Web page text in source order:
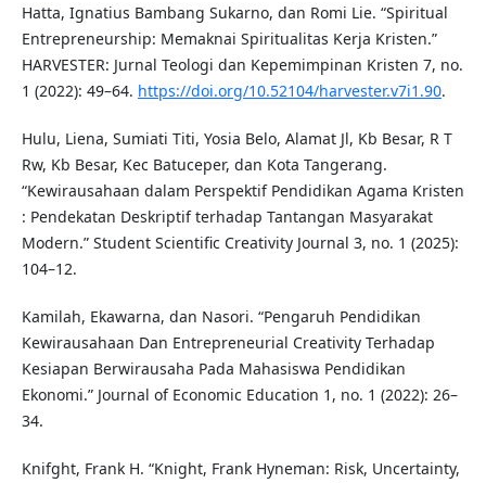
Hatta, Ignatius Bambang Sukarno, dan Romi Lie. “Spiritual
Entrepreneurship: Memaknai Spiritualitas Kerja Kristen.”
HARVESTER: Jurnal Teologi dan Kepemimpinan Kristen 7, no.
1 (2022): 49–64. https://doi.org/10.52104/harvester.v7i1.90.
Hulu, Liena, Sumiati Titi, Yosia Belo, Alamat Jl, Kb Besar, R T
Rw, Kb Besar, Kec Batuceper, dan Kota Tangerang.
“Kewirausahaan dalam Perspektif Pendidikan Agama Kristen
: Pendekatan Deskriptif terhadap Tantangan Masyarakat
Modern.” Student Scientific Creativity Journal 3, no. 1 (2025):
104–12.
Kamilah, Ekawarna, dan Nasori. “Pengaruh Pendidikan
Kewirausahaan Dan Entrepreneurial Creativity Terhadap
Kesiapan Berwirausaha Pada Mahasiswa Pendidikan
Ekonomi.” Journal of Economic Education 1, no. 1 (2022): 26–
34.
Knifght, Frank H. “Knight, Frank Hyneman: Risk, Uncertainty,